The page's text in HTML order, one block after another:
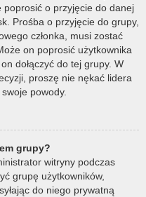
poprosić o przyjęcie do danej
Prośba o przyjęcie do grupy,
członka, musi zostać
on poprosić użytkownika
dołączyć do tej grupy. W
proszę nie nękać lidera
powody.
grupy?
witryny podczas
grupę użytkowników,
do niego prywatną